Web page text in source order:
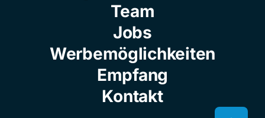
Team
Jobs
Werbemöglichkeiten
Empfang
Kontakt